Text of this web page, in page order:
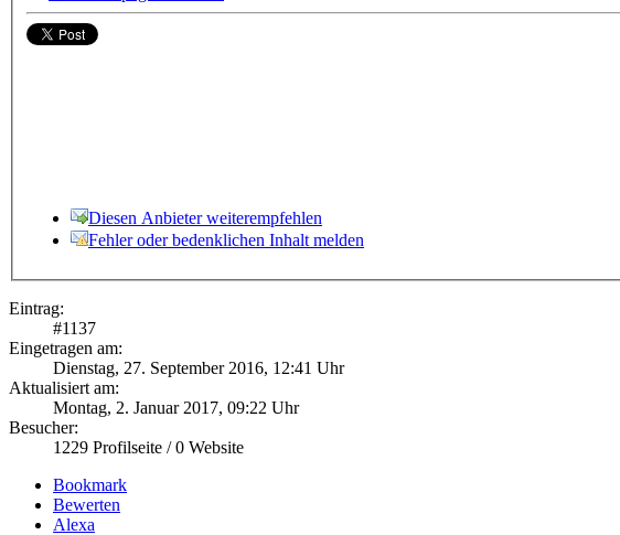
Diesen Anbieter weiterempfehlen
Fehler oder bedenklichen Inhalt melden
Eintrag:
#1137
Eingetragen am:
Dienstag, 27. September 2016, 12:41 Uhr
Aktualisiert am:
Montag, 2. Januar 2017, 09:22 Uhr
Besucher:
1229 Profilseite /0 Website
Bookmark
Bewerten
Alexa